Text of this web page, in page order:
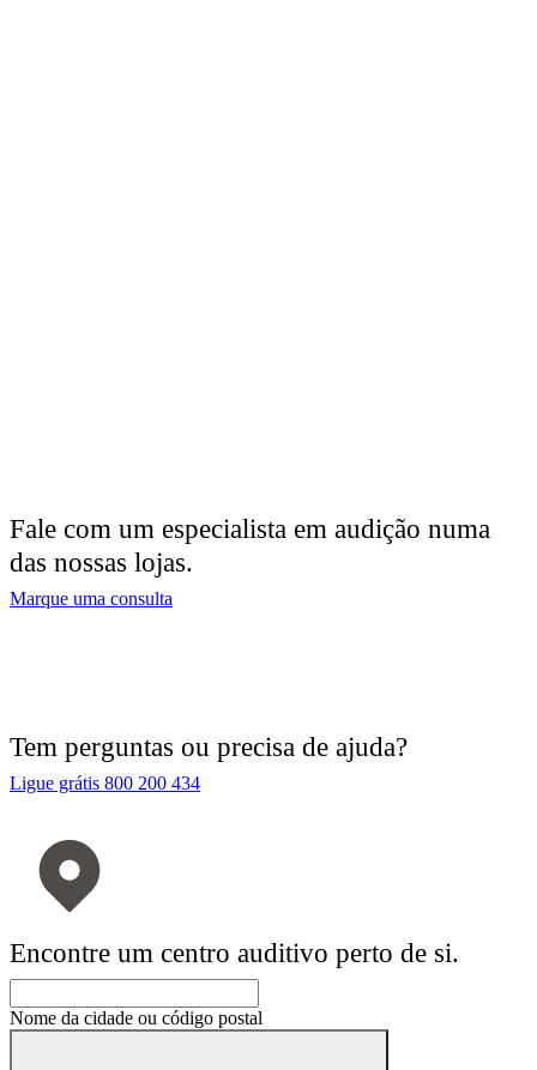
Fale com um especialista em audição numa
das nossas lojas.
Marque uma consulta
Tem perguntas ou precisa de ajuda?
Ligue grátis 800 200 434
Encontre um centro auditivo perto de si.
Nome da cidade ou código postal